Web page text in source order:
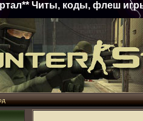
Читы, коды, флеш игры,